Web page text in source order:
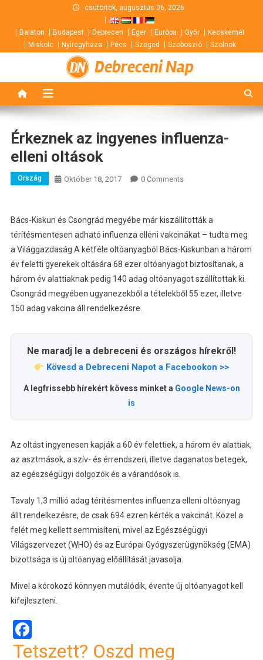
content
csütörtök, augusztus 06, 2026
Balaton Budapest Debrecen Eger Európa Győr
Kecskemét
Miskolc
Nyíregyháza Pécs Szeged Szoboszló Szolnok
Debreceni Nap
Érkeznek az ingyenes influenza-
elleni oltások
Ország Október 18, 2017 0 Comments
Bács-Kiskun és Csongrád megyébe már kiszállították a
térítésmentesen adható influenza elleni vakcinákat – tudta meg
a Világgazdaság. A kétféle oltóanyagból Bács-Kiskunban a három
év feletti gyerekek oltására 68 ezer oltóanyagot biztosítanak, a
három év alattiaknak pedig 140 adag oltóanyagot szállítottak ki.
Csongrád megyében ugyanezekből a tételekből 55 ezer, illetve
150 adag vakcina áll rendelkezésre.
Ne maradj le a debreceni és országos hírekről!
Kövesd a Debreceni Napot a Facebookon >>
A legfrissebb hírekért kövess minket a Google News-on
is
Az oltást ingyenesen kapják a 60 év felettiek, a három év alattiak,
az asztmások, a szív- és érrendszeri, illetve daganatos betegek,
az egészségügyi dolgozók és a várandósok is.
Tavaly 1,3 millió adag térítésmentes influenza elleni oltóanyag
állt rendelkezésre, de csak 694 ezren kérték a vakcinát. Közel a
felét meg kellett semmisíteni, mivel az Egészségügyi
Világszervezet (WHO) és az Európai Gyógyszerügynökség (EMA)
bizottsága is új oltóanyag előállítását javasolja.
Mivel a kórokozó könnyen mutálódik, évente új oltóanyagot kell
kifejleszteni.
Facebook
Tetszett? Oszd meg